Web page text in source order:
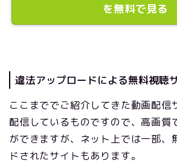
を無料で見る
違法アップロードによる無料視聴
ここまででご紹介してきた動画配信
配信しているものですので、高画質
ができますが、ネット上では一部、
ドされたサイトもあります。